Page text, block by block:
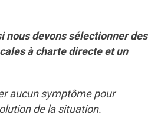
nous devons sélectionner des
à charte directe et un
aucun symptôme pour
de la situation.